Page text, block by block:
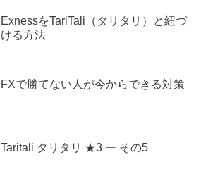
ExnessをTariTali（タリタリ）と紐づ
ける方法
FXで勝てない人が今からできる対策
Taritali タリタリ ★3 ー その5